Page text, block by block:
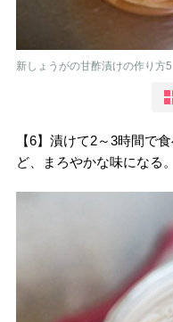
新しょうがの甘酢漬けの作り方5
【6】漬けて2～3時間で
ど、まろやかな味になる。